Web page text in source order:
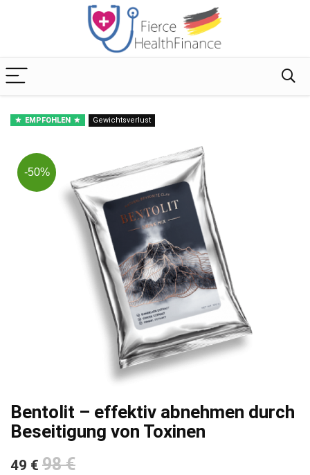
EMPFOHLEN Gewichtsverlust
-50%
Bentolit – effektiv abnehmen durch
Beseitigung von Toxinen
49 € 98 €